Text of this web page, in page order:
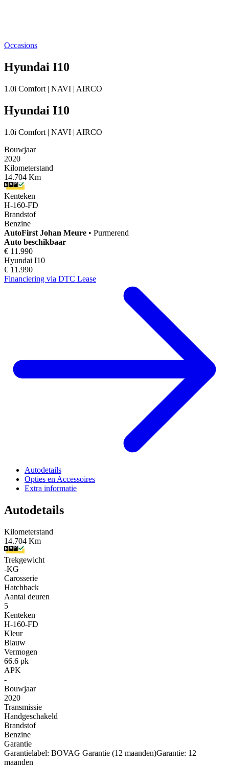
Occasions
Hyundai I10
1.0i Comfort | NAVI | AIRCO
Hyundai I10
1.0i Comfort | NAVI | AIRCO
Bouwjaar
2020
Kilometerstand
14.704 Km
Kenteken
H-160-FD
Brandstof
Benzine
AutoFirst Johan Meure • Purmerend
Auto beschikbaar
€ 11.990
Hyundai I10
€ 11.990
Financiering via DTC Lease
Autodetails
Opties en Accessoires
Extra informatie
Autodetails
Kilometerstand
14.704 Km
Trekgewicht
-KG
Carosserie
Hatchback
Aantal deuren
5
Kenteken
H-160-FD
Kleur
Blauw
Vermogen
66.6 pk
APK
-
Bouwjaar
2020
Transmissie
Handgeschakeld
Brandstof
Benzine
Garantie
Garantielabel: BOVAG Garantie (12 maanden)Garantie: 12
maanden